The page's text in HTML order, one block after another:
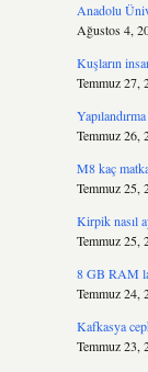
Anadolu
Ağustos 4,
Kuşların
Temmuz 27,
Temmuz 26,
M8 kaç
Temmuz 25,
Kirpik nasıl
Temmuz 25,
8 GB RAM
Temmuz 24,
Kafkasya
Temmuz 23,